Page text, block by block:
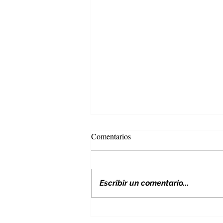
Comentarios
Escribir un comentario...